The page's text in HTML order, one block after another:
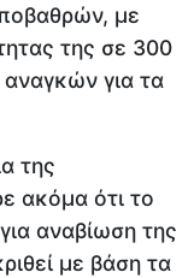
με
της σε 300
για τα
της
ακόμα ότι το
αναβίωση της
με βάση τα